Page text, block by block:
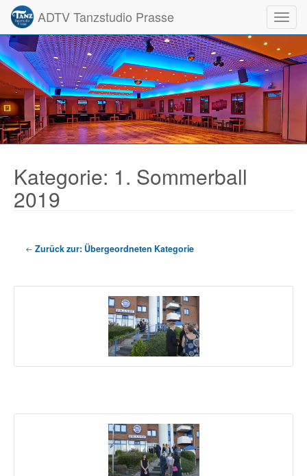
ADTV Tanzstudio Prasse
Kategorie: 1. Sommerball
2019
Zurück zur: Übergeordneten Kategorie